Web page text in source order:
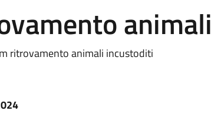
animali
ritrovamento animali incustoditi